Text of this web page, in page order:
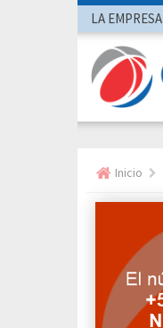
LA EMPRESA
Inicio